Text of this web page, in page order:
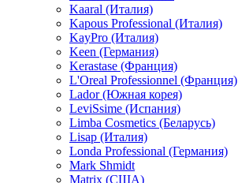
Kaaral (Италия)
Kapous Professional (Италия)
KayPro (Италия)
Keen (Германия)
Kerastase (Франция)
L'Oreal Professionnel (Франция)
Lador (Южная корея)
LeviSsime (Испания)
Limba Cosmetics (Беларусь)
Lisap (Италия)
Londa Professional (Германия)
Mark Shmidt
Matrix (США)